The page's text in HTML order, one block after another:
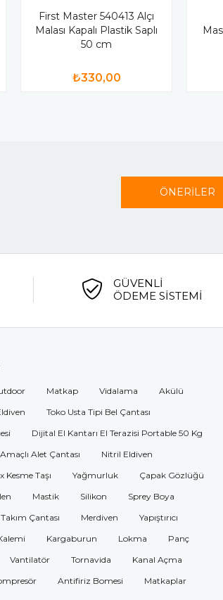
First Master 540413 Alçı
Malası Kapalı Plastik Saplı
50 cm
₺330,00
ÖNERİLER
GÜVENLİ
ÖDEME SİSTEMİ
Matkap Vidalama
Akülü
Toko Usta Tipi Bel Çantası
Dijital El Kantarı El Terazisi Portable 50 Kg
Alet Çantası
Nitril Eldiven
Kesme Taşı Yağmurluk
Çapak Gözlüğü
Mastik Silikon
Sprey Boya
Takım Çantası Merdiven
Yapıştırıcı
Kargaburun Lokma
Panç
Vantilatör Tornavida
Kanal Açma
Antifiriz Bomesi Matkaplar